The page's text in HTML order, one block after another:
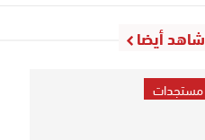
شاهد أيضا
مستجدات